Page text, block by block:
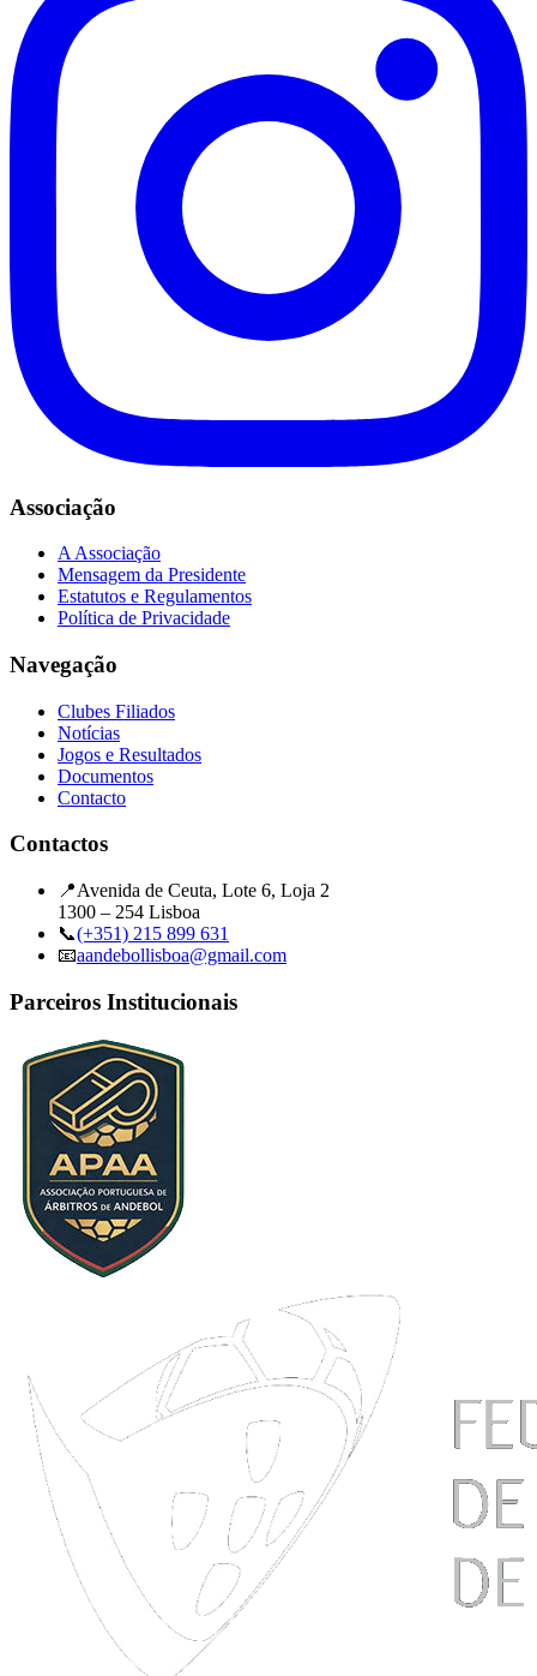
Associação
A Associação
Mensagem da Presidente
Estatutos e Regulamentos
Política de Privacidade
Navegação
Clubes Filiados
Notícias
Jogos e Resultados
Documentos
Contacto
Contactos
📍Avenida de Ceuta, Lote 6, Loja 2
1300 – 254 Lisboa
📞(+351) 215 899 631
📧aandebollisboa@gmail.com
Parceiros Institucionais